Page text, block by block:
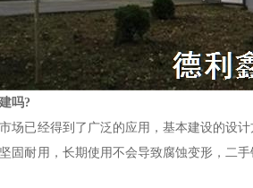
吗?
已经得到了广泛的应用，基本建设的设计
固耐用，长期使用不会导致腐蚀变形，二